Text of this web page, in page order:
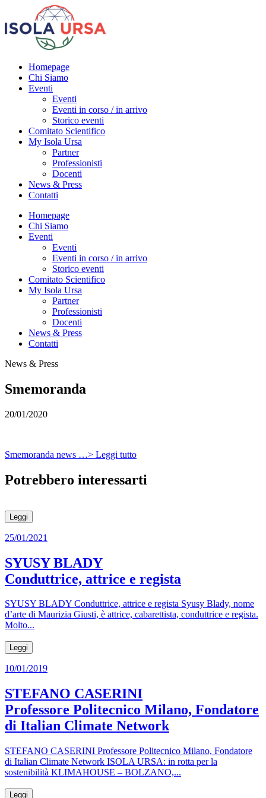
Homepage
Chi Siamo
Eventi
Eventi
Eventi in corso / in arrivo
Storico eventi
Comitato Scientifico
My Isola Ursa
Partner
Professionisti
Docenti
News & Press
Contatti
Homepage
Chi Siamo
Eventi
Eventi
Eventi in corso / in arrivo
Storico eventi
Comitato Scientifico
My Isola Ursa
Partner
Professionisti
Docenti
News & Press
Contatti
News & Press
Smemoranda
20/01/2020
Smemoranda news …> Leggi tutto
Potrebbero interessarti
Leggi
25/01/2021
SYUSY BLADY
Conduttrice, attrice e regista
SYUSY BLADY Conduttrice, attrice e regista Syusy Blady, nome
d’arte di Maurizia Giusti, è attrice, cabarettista, conduttrice e regista.
Molto...
Leggi
10/01/2019
STEFANO CASERINI
Professore Politecnico Milano, Fondatore
di Italian Climate Network
STEFANO CASERINI Professore Politecnico Milano, Fondatore
di Italian Climate Network ISOLA URSA: in rotta per la
sostenibilità KLIMAHOUSE – BOLZANO,...
Leggi